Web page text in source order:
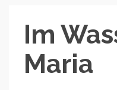
Im
Maria